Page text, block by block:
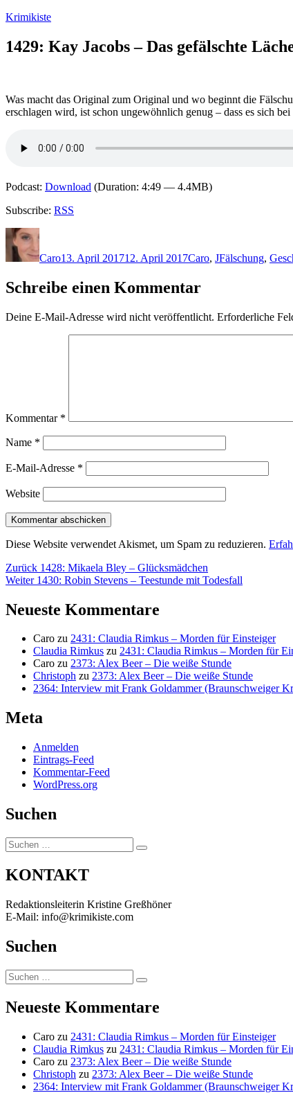
Zum
springen
Krimikiste
1429: Kay Jacobs – Das gefälschte
Was macht das Original zum Original und wo beginnt die
erschlagen wird, ist schon ungewöhnlich genug – dass es sich
Podcast: Download (Duration: 4:49 — 4.4MB)
Subscribe: RSS
Autor
Caro13. April 201712. April 2017Caro, JFälschung,
Schreibe einen Kommentar
Deine E-Mail-Adresse wird nicht veröffentlicht. Erforderliche
Kommentar *
Name *
E-Mail-Adresse *
Website
Diese Website verwendet Akismet, um Spam zu reduzieren.
Beitragsnavigation
Zurück Vorheriger
Beitrag:
1428: Mikaela Bley – Glücksmädchen
Weiter Nächster
1430: Robin Stevens – Teestunde mit Todesfall
Neueste Kommentare
Caro zu 2431: Claudia Rimkus – Morden für Einsteiger
Claudia Rimkus zu 2431: Claudia Rimkus – Morden für
Caro zu 2373: Alex Beer – Die weiße Stunde
Christoph zu 2373: Alex Beer – Die weiße Stunde
2364: Interview mit Frank Goldammer (Braunschweiger
Meta
Anmelden
Eintrags-Feed
Kommentar-Feed
WordPress.org
Suchen
Suchen
nach:
Suchen
KONTAKT
Redaktionsleiterin Kristine Greßhöner
E-Mail: info@krimikiste.com
Suchen
Suchen
nach:
Suchen
Neueste Kommentare
Caro zu 2431: Claudia Rimkus – Morden für Einsteiger
Claudia Rimkus zu 2431: Claudia Rimkus – Morden für
Caro zu 2373: Alex Beer – Die weiße Stunde
Christoph zu 2373: Alex Beer – Die weiße Stunde
2364: Interview mit Frank Goldammer (Braunschweiger